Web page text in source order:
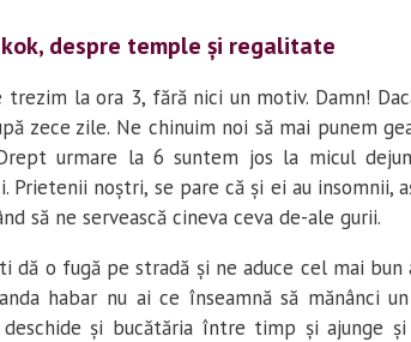
despre temple și regalitate
trezim la ora 3, fără nici un motiv. Damn!
zece zile. Ne chinuim noi să mai punem
urmare la 6 suntem jos la micul
noștri, se pare că și ei au insomnii,
să ne servească cineva ceva de-ale gurii.
dă o fugă pe stradă și ne aduce cel mai bun
habar nu ai ce înseamnă să mănânci
deschide și bucătăria între timp și ajunge